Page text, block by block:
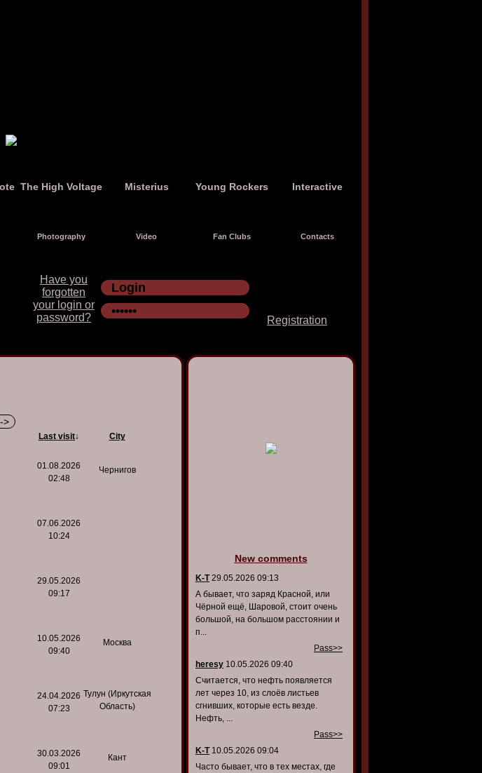
The High Voltage Misterius Young Rockers Interactive
Photography Video Fan Clubs Contacts
Have you
forgotten
your login or
password?
Registration
->
Last visit↓ City
01.08.2026
02:48
Чернигов
07.06.2026
10:24
29.05.2026
09:17
10.05.2026
09:40
Москва
24.04.2026
07:23
Тулун (Иркутская
Область)
30.03.2026
09:01
Кант
New comments
K-T29.05.2026 09:13
А бывает, что заряд Красной, или
Чёрной ещё, Шаровой, стоит очень
большой, на большом расстоянии и
п...
Pass>>
heresy 10.05.2026 09:40
Считается, что нефть появляется
лет через 10, из слоёв листьев
сгнивших, которые есть везде.
Нефть, ...
Pass>>
K-T10.05.2026 09:04
Часто бывает, что в тех местах, где